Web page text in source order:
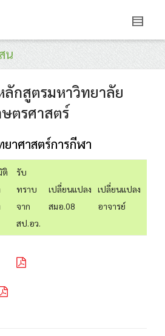
น
กสูตรมหาวิทยาลัย
ษตรศาสตร์
าศาสตร์การกีฬา
ติ
รับ
ทราบ
จาก
สป.อว.
เปลี่ยนแปลง
สมอ.08
เปลี่ยนแปลง
อาจารย์